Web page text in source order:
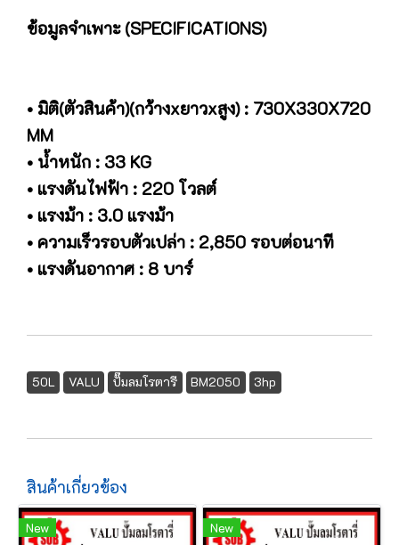
ข้อมูลจำเพาะ (SPECIFICATIONS)
• มิติ(ตัวสินค้า)(กว้างxยาวxสูง) : 730X330X720
MM
• น้ำหนัก : 33 KG
• แรงดันไฟฟ้า : 220 โวลต์
• แรงม้า : 3.0 แรงม้า
• ความเร็วรอบตัวเปล่า : 2,850 รอบต่อนาที
• แรงดันอากาศ : 8 บาร์
50L VALU ปั๊มลมโรตารี BM2050 3hp
สินค้าเกี่ยวข้อง
New New